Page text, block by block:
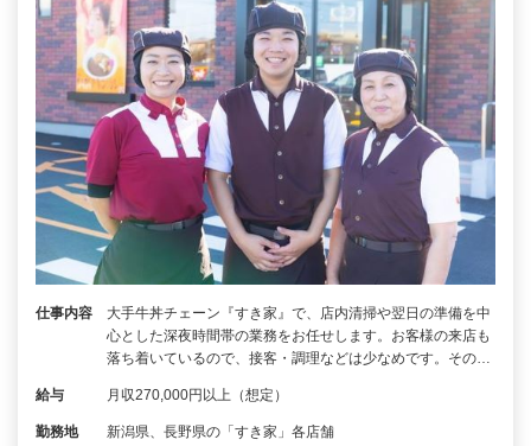
仕事内容
大手牛丼チェーン『すき家』で、店内清掃や翌日の準備を中
心とした深夜時間帯の業務をお任せします。お客様の来店も
落ち着いているので、接客・調理などは少なめです。その…
給与 月収270,000円以上（想定）
勤務地 新潟県、長野県の「すき家」各店舗